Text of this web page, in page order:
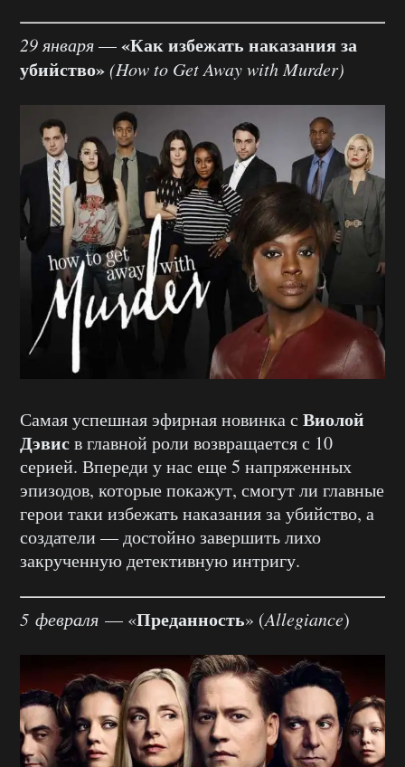
29 января—«Как избежать наказания за
убийство»(How to Get Away with Murder)
Самая успешная эфирная новинка с Виолой
Дэвисв главной роли возвращается с 10
серией. Впереди у нас еще 5 напряженных
эпизодов, которые покажут, смогут ли главные
герои таки избежать наказания за убийство, а
создатели — достойно завершить лихо
закрученную детективную интригу.
5 февраля — «Преданность» (Allegiance)